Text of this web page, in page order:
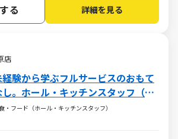
る 詳細を見る
店
験から学ぶフルサービスのおもて
し。ホール・キッチンスタッフ（ア
イト・パート）求人
・フード（ホール・キッチンスタッフ）